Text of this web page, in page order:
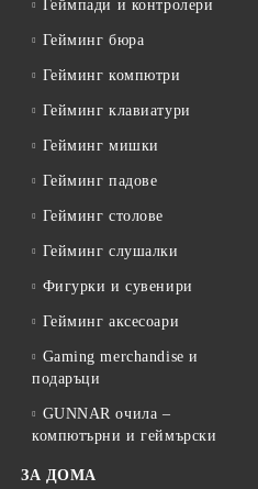
Геймпади и контролери
Гейминг бюра
Гейминг компютри
Гейминг клавиатури
Гейминг мишки
Гейминг падове
Гейминг столове
Гейминг слушалки
Фигурки и сувенири
Гейминг аксесоари
Gaming merchandise и
подаръци
GUNNAR очила –
компютърни и геймърски
ЗА ДОМА